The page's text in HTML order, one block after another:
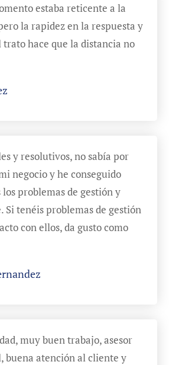
estaba reticente a la
la rapidez en la respuesta y
hace que la distancia no
y resolutivos, no sabía por
negocio y he conseguido
problemas de gestión y
Si tenéis problemas de gestión
con ellos, da gusto como
muy buen trabajo, asesor
buena atención al cliente y